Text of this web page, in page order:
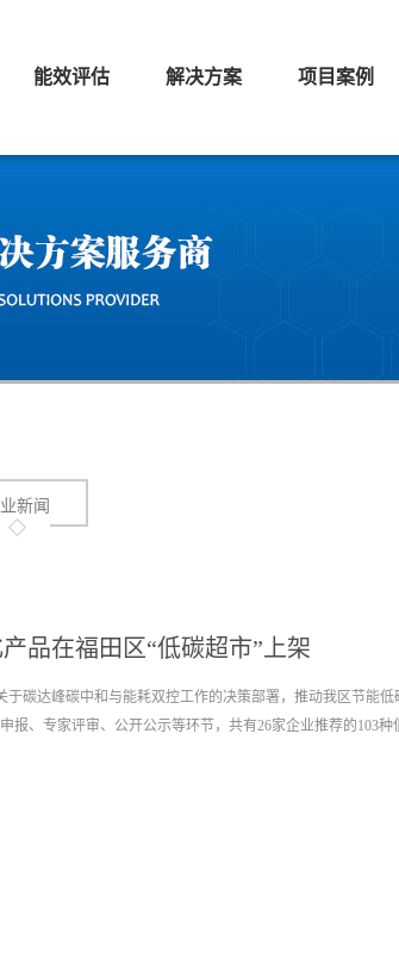
能效评估 解决方案 项目案例
新闻
品在福田区“低碳超市”上架
于碳达峰碳中和与能耗双控工作的决策部署，推动我区节能
报、专家评审、公开公示等环节，共有26家企业推荐的103种
密空调能效控制设备、中央空调群控系统、工业冷却水能效控
深圳市的节能低碳产业发展提供支撑。智慧云能源监测管理